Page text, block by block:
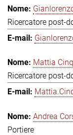
Ricercatore post-
Mattia
Ricercatore post-
Andrea
Portiere